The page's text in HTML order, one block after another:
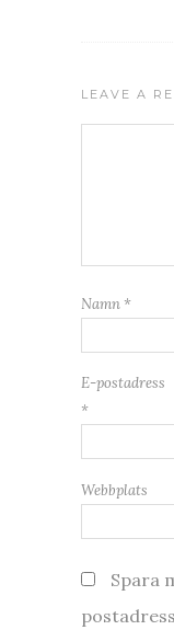
LEAVE A
Namn *
E-postadress
*
Webbplats
Spara